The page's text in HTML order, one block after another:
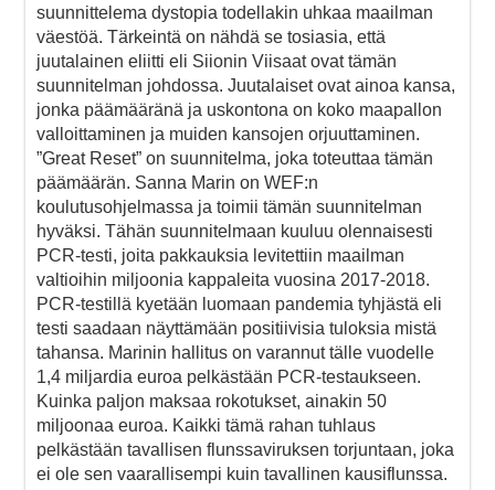
suunnittelema dystopia todellakin uhkaa maailman
väestöä. Tärkeintä on nähdä se tosiasia, että
juutalainen eliitti eli Siionin Viisaat ovat tämän
suunnitelman johdossa. Juutalaiset ovat ainoa kansa,
jonka päämääränä ja uskontona on koko maapallon
valloittaminen ja muiden kansojen orjuuttaminen.
”Great Reset” on suunnitelma, joka toteuttaa tämän
päämäärän. Sanna Marin on WEF:n
koulutusohjelmassa ja toimii tämän suunnitelman
hyväksi. Tähän suunnitelmaan kuuluu olennaisesti
PCR-testi, joita pakkauksia levitettiin maailman
valtioihin miljoonia kappaleita vuosina 2017-2018.
PCR-testillä kyetään luomaan pandemia tyhjästä eli
testi saadaan näyttämään positiivisia tuloksia mistä
tahansa. Marinin hallitus on varannut tälle vuodelle
1,4 miljardia euroa pelkästään PCR-testaukseen.
Kuinka paljon maksaa rokotukset, ainakin 50
miljoonaa euroa. Kaikki tämä rahan tuhlaus
pelkästään tavallisen flunssaviruksen torjuntaan, joka
ei ole sen vaarallisempi kuin tavallinen kausiflunssa.